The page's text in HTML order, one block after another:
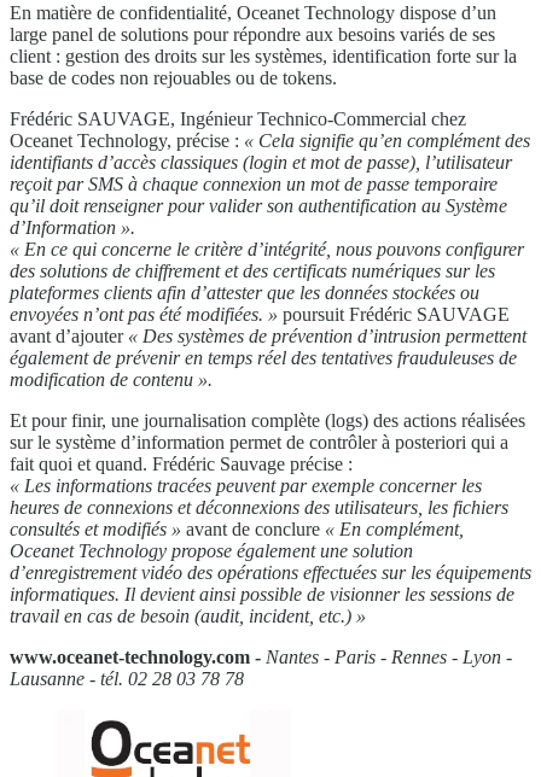
En matière de confidentialité, Oceanet Technology dispose d’un
large panel de solutions pour répondre aux besoins variés de ses
client : gestion des droits sur les systèmes, identification forte sur la
base de codes non rejouables ou de tokens.
Frédéric SAUVAGE, Ingénieur Technico-Commercial chez
Oceanet Technology, précise : « Cela signifie qu’en complément des
identifiants d’accès classiques (login et mot de passe), l’utilisateur
reçoit par SMS à chaque connexion un mot de passe temporaire
qu’il doit renseigner pour valider son authentification au Système
d’Information ».
« En ce qui concerne le critère d’intégrité, nous pouvons configurer
des solutions de chiffrement et des certificats numériques sur les
plateformes clients afin d’attester que les données stockées ou
envoyées n’ont pas été modifiées. » poursuit Frédéric SAUVAGE
avant d’ajouter « Des systèmes de prévention d’intrusion permettent
également de prévenir en temps réel des tentatives frauduleuses de
modification de contenu ».
Et pour finir, une journalisation complète (logs) des actions réalisées
sur le système d’information permet de contrôler à posteriori qui a
fait quoi et quand. Frédéric Sauvage précise :
« Les informations tracées peuvent par exemple concerner les
heures de connexions et déconnexions des utilisateurs, les fichiers
consultés et modifiés » avant de conclure « En complément,
Oceanet Technology propose également une solution
d’enregistrement vidéo des opérations effectuées sur les équipements
informatiques. Il devient ainsi possible de visionner les sessions de
travail en cas de besoin (audit, incident, etc.) »
www.oceanet-technology.com - Nantes - Paris - Rennes - Lyon -
Lausanne - tél. 02 28 03 78 78